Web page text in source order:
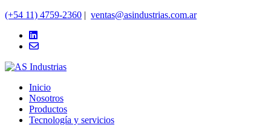
(+54 11) 4759-2360 | ventas@asindustrias.com.ar
Inicio
Nosotros
Productos
Tecnología y servicios